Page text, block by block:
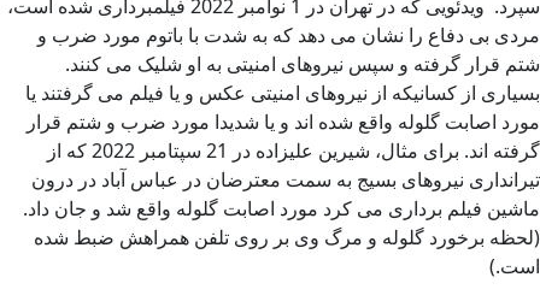
سپرد. ویدئویی که در تهران در 1 نوامبر 2022 فیلمبرداری شده است،
مردی بی دفاع را نشان می دهد که به شدت با باتوم مورد ضرب و
شتم قرار گرفته و سپس نیروهای امنیتی به او شلیک می کنند.
بسیاری از کسانیکه از نیروهای امنیتی عکس‌ و یا فیلم‌ می گرفتند یا
مورد اصابت گلوله واقع شده اند و یا شدیدا مورد ضرب و شتم قرار
گرفته اند. برای مثال، شیرین علیزاده در 21 سپتامبر 2022 که از
تیرانداری نیروهای بسیج به سمت معترضان در عباس آباد در درون
ماشین فیلم برداری می کرد مورد اصابت گلوله واقع شد و جان داد.
(لحظه برخورد گلوله و مرگ وی بر روی تلفن همراهش ضبط شده
است.)